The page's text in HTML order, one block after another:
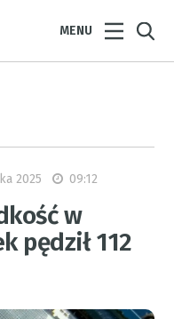
MENU
2025 09:12
w
pędził 112